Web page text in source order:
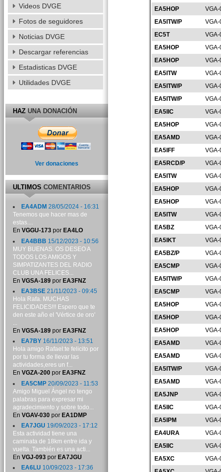
EA5HOP
EA5ITW/P
EC5T
EA5HOP
EA5HOP
EA5ITW
VGA-
EA5ITW/P
EA5ITW/P
EA5IIC
EA5HOP
EA5AMD
EA5IFF
EA5RCD/P
EA5ITW
EA5HOP
EA5HOP
EA5ITW
EA5BZ
EA5IKT
EA5BZ/P
EA5CMP
EA5ITW/P
EA5CMP
EA5HOP
EA5HOP
EA5HOP
EA5AMD
EA5AMD
EA5ITW/P
EA5AMD
EA5JNP
EA5IIC
EA5IPM
EA4URA
EA5IIC
EA5XC
Videos DVGE
Fotos de seguidores
Noticias DVGE
Descargar referencias
Estadisticas DVGE
Utilidades DVGE
HAZUNA DONACIÓN
Ver donaciones
ULTIMOSCOMENTARIOS
EA4ADM 28/05/2024 - 16:31
Tenemos que hacer mas de
estas....
En VGGU-173por EA4LO
EA4BBB 15/12/2023 - 10:56
MUY BUENAS. OS DESEO A
TODOS LOS AMIGOS Y
SIMPATIZANTES DEL RADIO
CLUB UNA FELICES...
En VGSA-189por EA3FNZ
EA3BSE21/11/2023 - 09:45
Hola Rafa. MUCHAS
FELICIDADES!!! Espero que te
den este año el 'Vértice de oro'
...
En VGSA-189por EA3FNZ
EA7BY16/11/2023 - 13:51
Hola amigo Rafael:te felicito por
por tu forma de llevar las
actividades,eres un f...
En VGZA-200por EA3FNZ
EA5CMP20/09/2023 - 11:53
Amigo Miguel Ángel no tengo
palabras para expresar mi
agradecimiento y sobre todo...
En VGAV-030por EA1DMP
EA7JGU 19/09/2023 - 17:12
Esta actividad tiene una
caminata de 18km entre ida y
vuelta. También es una acti...
En VGJ-093por EA7JGU
EA6LU 10/09/2023 - 17:36